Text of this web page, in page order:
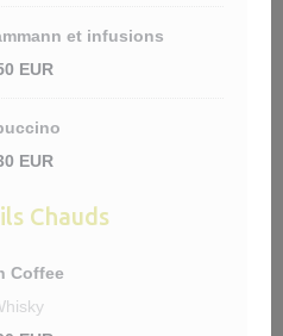
et infusions
EUR
EUR
Chauds
Coffee